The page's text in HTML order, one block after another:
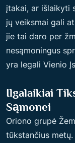
įtakai, ar išlaikyti
jų veiksmai gali
jie tai daro per
nesąmoningus
yra legali Vienio
Ilgalaikiai
Sąmonei
Oriono grupė
tūkstančius